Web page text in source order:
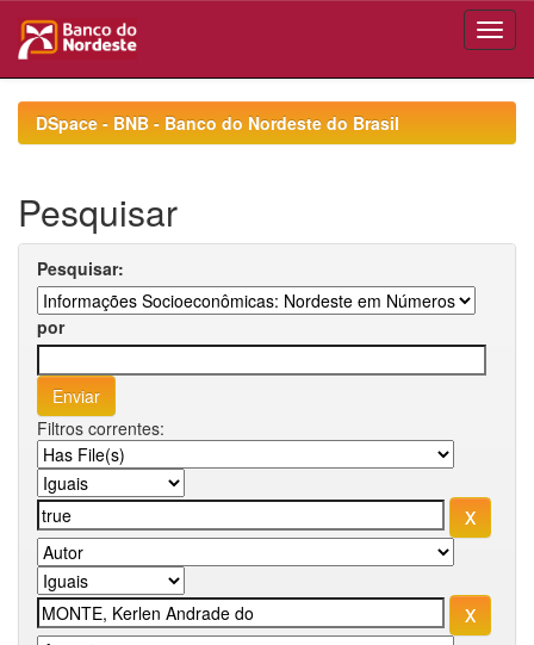
navigationDSpace - BNB - Banco do Nordeste do Brasil
Pesquisar
Pesquisar:
por
Filtros correntes: